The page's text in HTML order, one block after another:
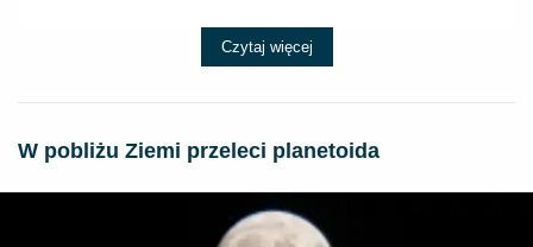
Czytaj więcej
W pobliżu Ziemi przeleci planetoida